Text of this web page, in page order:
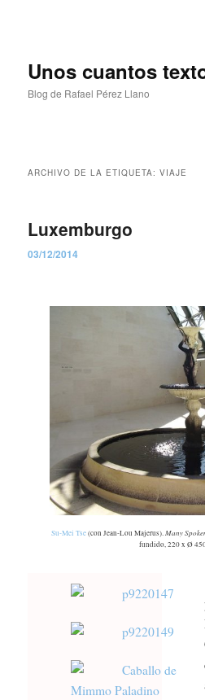
Unos cuantos
Blog de Rafael Pérez Llano
ARCHIVO DE LA ETIQUETA:VIAJE
Luxemburgo
03/12/2014
Su-Mei Tse(con Jean-Lou Majerus).Many
fundido, 220 x Ø